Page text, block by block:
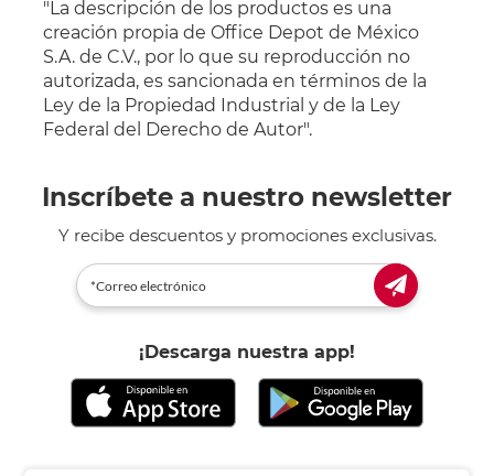
"La descripción de los productos es una
creación propia de Office Depot de México
S.A. de C.V., por lo que su reproducción no
autorizada, es sancionada en términos de la
Ley de la Propiedad Industrial y de la Ley
Federal del Derecho de Autor".
Inscríbete a nuestro newsletter
Y recibe descuentos y promociones exclusivas.
¡Descarga nuestra app!